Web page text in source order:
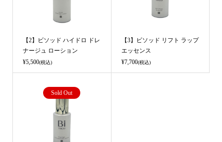
【2】ビソッド ハイドロ ドレ
ナージュ ローション
¥5,500(税込)
【3】ビソッド リフト ラップ
エッセンス
¥7,700(税込)
Sold Out